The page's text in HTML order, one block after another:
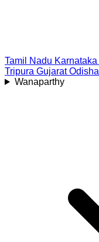
Tamil Nadu Karnataka
Tripura Gujarat Odisha
Wanaparthy